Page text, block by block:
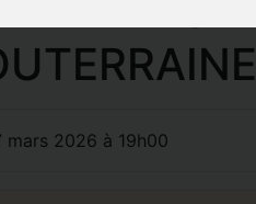
mars 2026 à 19h00